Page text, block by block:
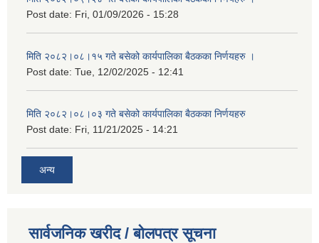
Post date: Fri, 01/09/2026 - 15:28
मिति २०८२।०८।१५ गते बसेको कार्यपालिका बैठकका निर्णयहरु ।
Post date: Tue, 12/02/2025 - 12:41
मिति २०८२।०८।०३ गते बसेको कार्यपालिका बैठकका निर्णयहरु
Post date: Fri, 11/21/2025 - 14:21
अन्य
सार्वजनिक खरीद / बोलपत्र सूचना